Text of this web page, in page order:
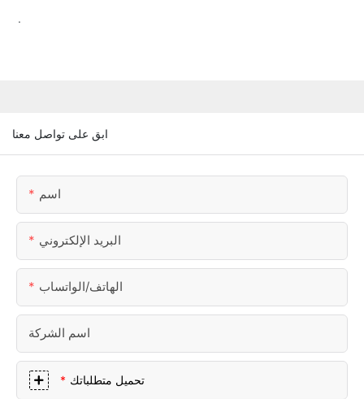
.
ابق على تواصل معنا
اسم
البريد الإلكتروني
الهاتف/الواتساب
اسم الشركة
تحميل متطلباتك